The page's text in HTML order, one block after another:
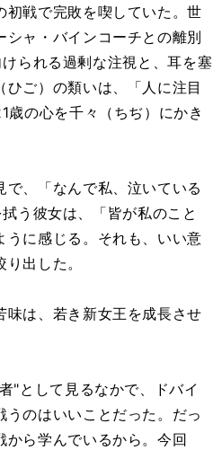
初戦で完敗を喫していた。世
ャ・バインコーチとの離別
られる過剰な注視と、耳を塞
ご）の類いは、「人に注目
歳の心を千々（ちぢ）にかき
、「なんで私、泣いている
う彼女は、「皆が私のこと
うに感じる。それも、いい意
出した。
は、若き新女王を成長させ
"として見るなかで、ドバイ
のはいいことだった。だっ
から学んでいるから。今回